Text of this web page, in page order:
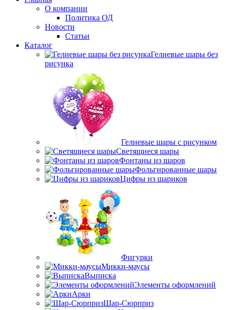
О компании
Политика ОД
Новости
Статьи
Каталог
Гелиевые шары без
рисунка
Гелиевые шары с рисунком
Светящиеся шары
Фонтаны из шаров
Фольгированные шары
Цифры из шариков
Фигурки
Микки-маусы
Выписка
Элементы оформлений
Арки
Шар-Сюрприз